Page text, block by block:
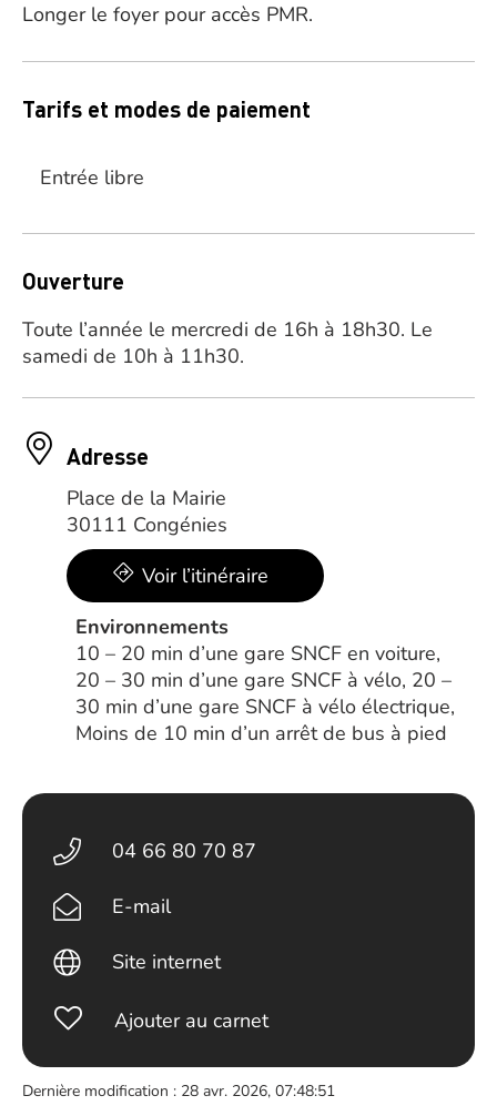
Longer le foyer pour accès PMR.
Tarifs et modes de paiement
Entrée libre
Ouverture
Toute l’année le mercredi de 16h à 18h30. Le
samedi de 10h à 11h30.
Adresse
Place de la Mairie
30111 Congénies
Voir l’itinéraire
Environnements
10 – 20 min d’une gare SNCF en voiture,
20 – 30 min d’une gare SNCF à vélo, 20 –
30 min d’une gare SNCF à vélo électrique,
Moins de 10 min d’un arrêt de bus à pied
04 66 80 70 87
E-mail
Site internet
Ajouter au carnet
Dernière modification : 28 avr. 2026, 07:48:51